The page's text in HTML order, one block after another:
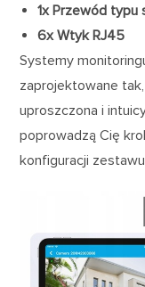
1x Przewód typu
6x Wtyk RJ45
Systemy
zaprojektowane
uproszczona i
poprowadzą Cię
konfiguracji